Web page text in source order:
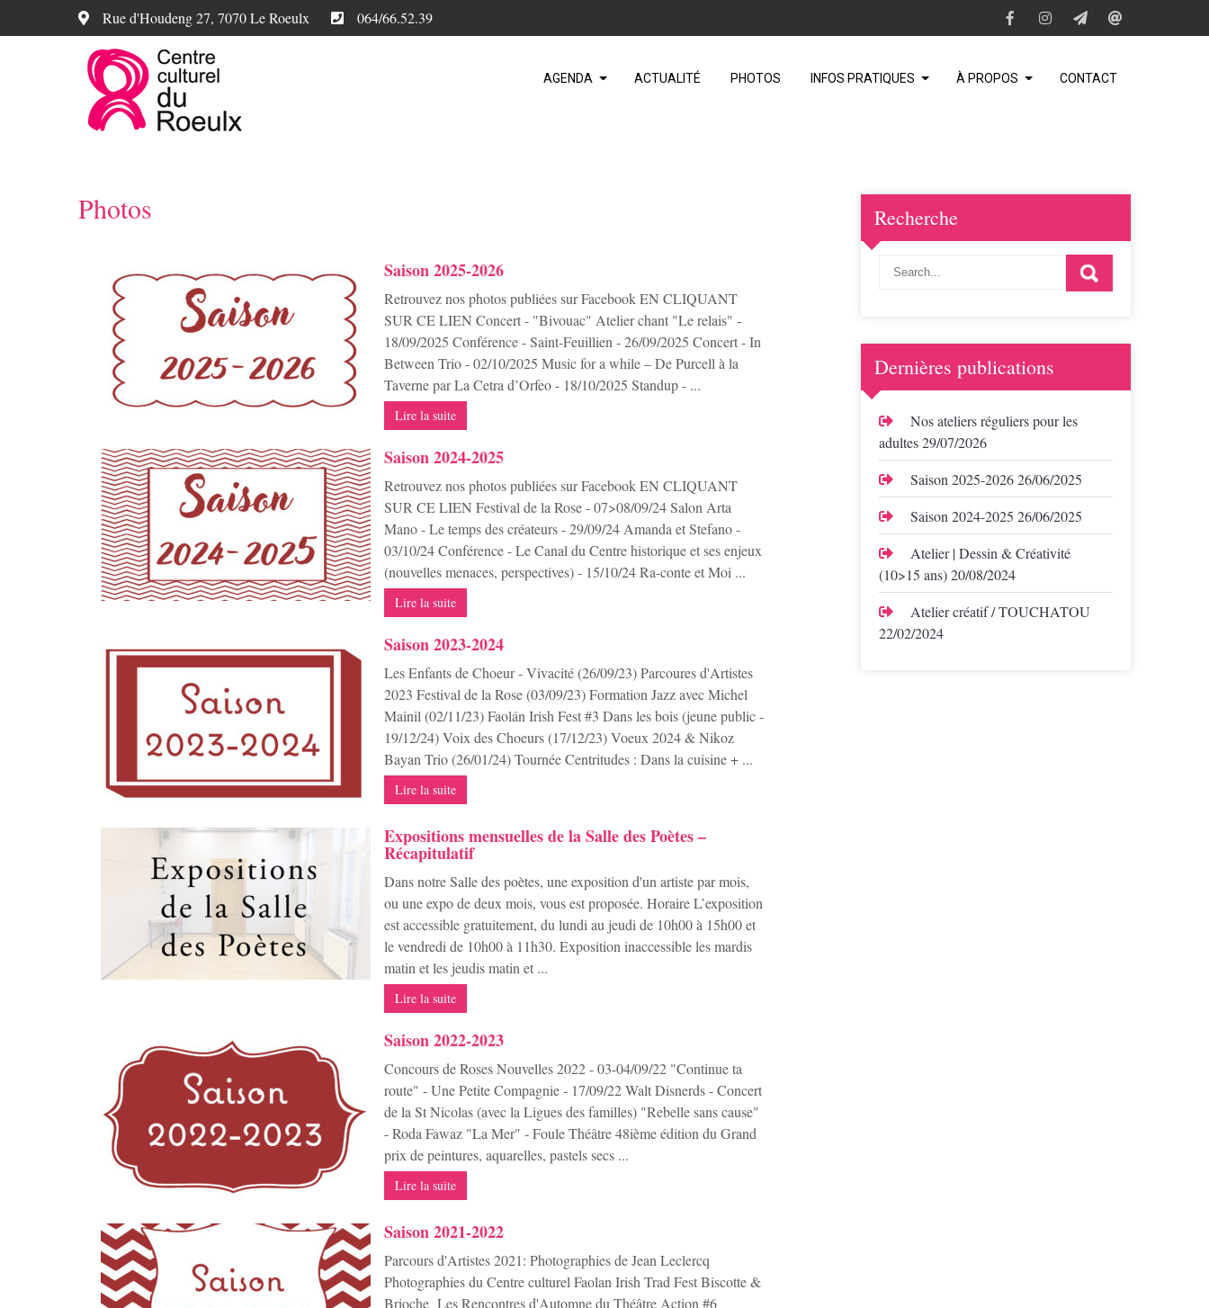
Rue d'Houdeng 27, 7070 Le Roeulx 064/66.52.39
AGENDA ACTUALITÉ PHOTOS INFOS PRATIQUES À PROPOS CONTACT
Photos
Saison 2025-2026
Retrouvez nos photos publiées sur Facebook EN CLIQUANT
SUR CE LIEN Concert - "Bivouac" Atelier chant "Le relais" -
18/09/2025 Conférence - Saint-Feuillien - 26/09/2025 Concert - In
Between Trio - 02/10/2025 Music for a while – De Purcell à la
Taverne par La Cetra d’Orfeo - 18/10/2025 Standup - ...
Lire la suite
Saison 2024-2025
Retrouvez nos photos publiées sur Facebook EN CLIQUANT
SUR CE LIEN Festival de la Rose - 07>08/09/24 Salon Arta
Mano - Le temps des créateurs - 29/09/24 Amanda et Stefano -
03/10/24 Conférence - Le Canal du Centre historique et ses enjeux
(nouvelles menaces, perspectives) - 15/10/24 Ra-conte et Moi ...
Lire la suite
Saison 2023-2024
Les Enfants de Choeur - Vivacité (26/09/23) Parcoures d'Artistes
2023 Festival de la Rose (03/09/23) Formation Jazz avec Michel
Mainil (02/11/23) Faolán Irish Fest #3 Dans les bois (jeune public -
19/12/24) Voix des Choeurs (17/12/23) Voeux 2024 & Nikoz
Bayan Trio (26/01/24) Tournée Centritudes : Dans la cuisine + ...
Lire la suite
Expositions mensuelles de la Salle des Poètes –
Récapitulatif
Dans notre Salle des poètes, une exposition d'un artiste par mois,
ou une expo de deux mois, vous est proposée. Horaire L’exposition
est accessible gratuitement, du lundi au jeudi de 10h00 à 15h00 et
le vendredi de 10h00 à 11h30. Exposition inaccessible les mardis
matin et les jeudis matin et ...
Lire la suite
Saison 2022-2023
Concours de Roses Nouvelles 2022 - 03-04/09/22 "Continue ta
route" - Une Petite Compagnie - 17/09/22 Walt Disnerds - Concert
de la St Nicolas (avec la Ligues des familles) "Rebelle sans cause"
- Roda Fawaz "La Mer" - Foule Théâtre 48ième édition du Grand
prix de peintures, aquarelles, pastels secs ...
Lire la suite
Saison 2021-2022
Parcours d'Artistes 2021: Photographies de Jean Leclercq
Photographies du Centre culturel Faolan Irish Trad Fest Biscotte &
Brioche Les Rencontres d'Automne du Théâtre Action #6
Recherche
Dernières publications
Nos ateliers réguliers pour les
adultes29/07/2026
Saison 2025-202626/06/2025
Saison 2024-2025 26/06/2025
Atelier | Dessin & Créativité
(10>15 ans)20/08/2024
Atelier créatif / TOUCHATOU
22/02/2024